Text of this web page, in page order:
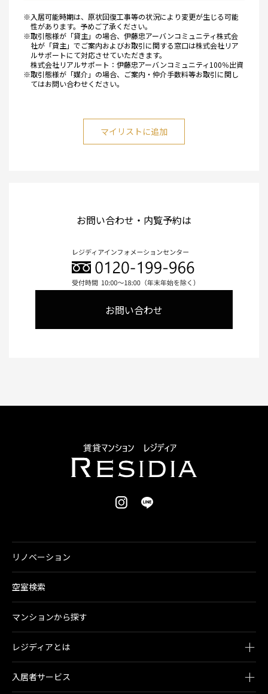
※入居可能時期は、原状回復工事等の状況により変更が生じる可能
性があります。予めご了承ください。
※取引態様が「貸主」の場合、伊藤忠アーバンコミュニティ株式会
社が「貸主」でご案内およびお取引に関する窓口は株式会社リア
ルサポートにて対応させていただきます。
株式会社リアルサポート：伊藤忠アーバンコミュニティ100％出資
※取引態様が「媒介」の場合、ご案内・仲介手数料等お取引に関し
てはお問い合わせください。
マイリストに追加
お問い合わせ・内覧予約は
お問い合わせ
空室検索
マンションから探す
レジディアとは
リノベーション
入居者サービス